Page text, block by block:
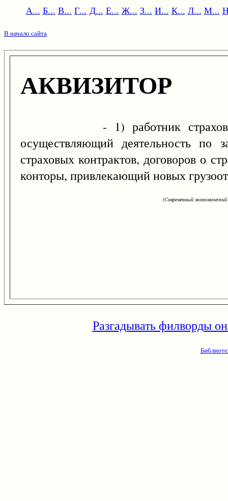
А... Б... В... Г... Д... Е... Ж... З... И... К... Л... М...
В начало сайта
АКВИЗИТОР
- 1) работник страховой
осуществляющий деятельность по
страховых контрактов, договоров о
конторы, привлекающий новых
(Современный
Разгадывать филворды